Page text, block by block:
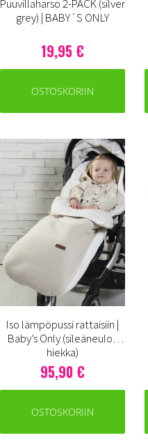
Puuvillaharso 2-PACK (silver
grey) | BABY´S ONLY
19,95 €
OSTOSKORIIN
Iso lämpöpussi rattaisiin |
Baby’s Only (sileäneulos
hiekka)
95,90 €
OSTOSKORIIN